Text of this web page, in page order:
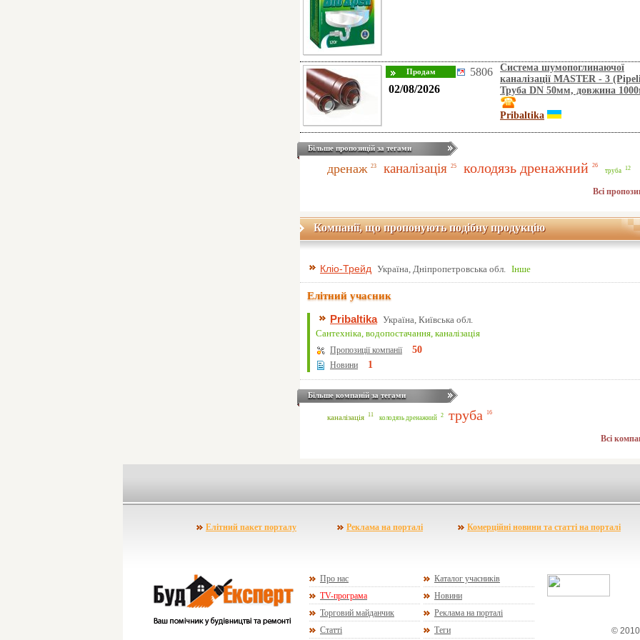
02/08/2026
5806
Система шумопоглинаючої
каналізації MASTER - 3
Труба DN 50мм, довжина
Pribaltika
Більше пропозицій за тегами
дренаж 23 каналізація 25 колодязь дренажний 26
труба 12
Всі
Компанії, що пропонують подібну продукцію
Кліо-Трейд Україна, Дніпропетровська обл. Інше
Елітний учасник
Pribaltika Україна, Київська обл.
Сантехніка, водопостачання, каналізація
Пропозиції компанії 50
Новини 1
Більше компаній за тегами
каналізація 11 колодязь дренажний 2 труба 16
Всі
Елітний пакет порталу Реклама на порталі Комерційні новини та статті на порталі
Про нас
Каталог учасників
TV-програма
Новини
Торговий майданчик
Реклама на порталі
Статті
Теги
©